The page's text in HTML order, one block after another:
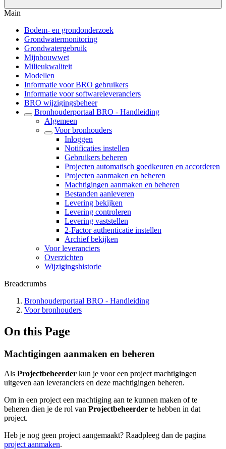
Main
Bodem- en grondonderzoek
Grondwatermonitoring
Grondwatergebruik
Mijnbouwwet
Milieukwaliteit
Modellen
Informatie voor BRO gebruikers
Informatie voor softwareleveranciers
BRO wijzigingsbeheer
Bronhouderportaal BRO - Handleiding
Algemeen
Voor bronhouders
Inloggen
Notificaties instellen
Gebruikers beheren
Projecten automatisch goedkeuren en accorderen
Projecten aanmaken en beheren
Machtigingen aanmaken en beheren
Bestanden aanleveren
Levering bekijken
Levering controleren
Levering vaststellen
2-Factor authenticatie instellen
Archief bekijken
Voor leveranciers
Overzichten
Wijzigingshistorie
Breadcrumbs
Bronhouderportaal BRO - Handleiding
Voor bronhouders
On this Page
Machtigingen aanmaken en beheren
Als Projectbeheerder kun je voor een project machtigingen
uitgeven aan leveranciers en deze machtigingen beheren.
Om in een project een machtiging aan te kunnen maken of te
beheren dien je de rol van Projectbeheerder te hebben in dat
project.
Heb je nog geen project aangemaakt? Raadpleeg dan de pagina
project aanmaken.